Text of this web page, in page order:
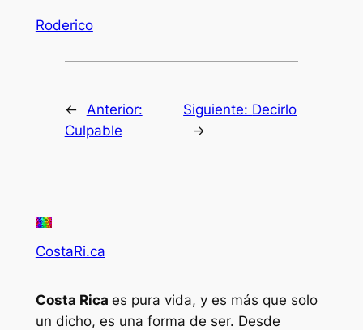
Roderico
← Anterior:
Culpable
Siguiente: Decirlo
→
CostaRi.ca
Costa Rica es pura vida, y es más que solo
un dicho, es una forma de ser. Desde